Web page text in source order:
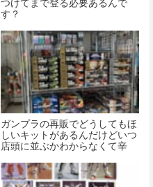
つけてまで登る必要あるんで
す？
ガンプラの再販でどうしてもほ
しいキットがあるんだけどいつ
店頭に並ぶかわからなくて辛